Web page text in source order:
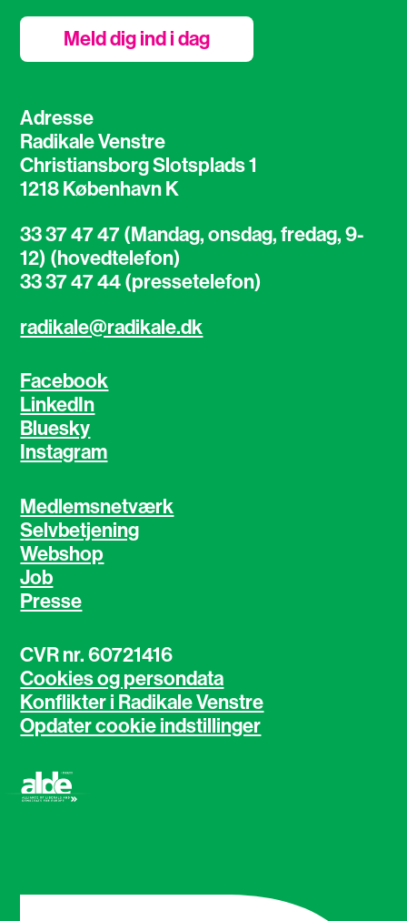
Adresse
Radikale Venstre
Christiansborg Slotsplads 1
1218 København K
33 37 47 47 (Mandag, onsdag, fredag, 9-
12) (hovedtelefon)
33 37 47 44 (pressetelefon)
radikale@radikale.dk
Facebook
LinkedIn
Bluesky
Instagram
Medlemsnetværk
Selvbetjening
Webshop
Job
Presse
CVR nr. 60721416
Cookies og persondata
Konflikter i Radikale Venstre
Opdater cookie indstillinger
Meld dig ind i dag